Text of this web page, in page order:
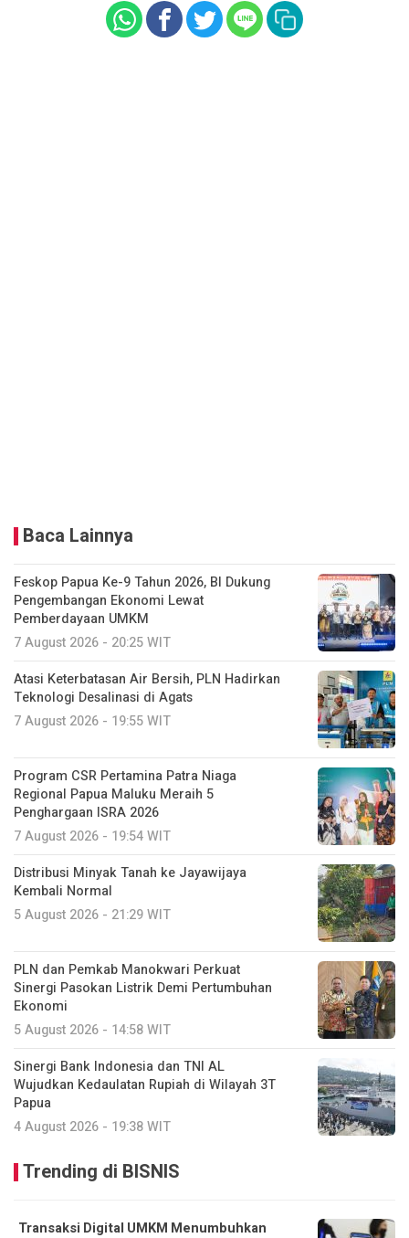
Baca Lainnya
Feskop Papua Ke-9 Tahun 2026, BI Dukung
Pengembangan Ekonomi Lewat
Pemberdayaan UMKM
7 August 2026 - 20:25 WIT
Atasi Keterbatasan Air Bersih, PLN Hadirkan
Teknologi Desalinasi di Agats
7 August 2026 - 19:55 WIT
Program CSR Pertamina Patra Niaga
Regional Papua Maluku Meraih 5
Penghargaan ISRA 2026
7 August 2026 - 19:54 WIT
Distribusi Minyak Tanah ke Jayawijaya
Kembali Normal
5 August 2026 - 21:29 WIT
PLN dan Pemkab Manokwari Perkuat
Sinergi Pasokan Listrik Demi Pertumbuhan
Ekonomi
5 August 2026 - 14:58 WIT
Sinergi Bank Indonesia dan TNI AL
Wujudkan Kedaulatan Rupiah di Wilayah 3T
Papua
4 August 2026 - 19:38 WIT
Trending di BISNIS
Transaksi Digital UMKM Menumbuhkan